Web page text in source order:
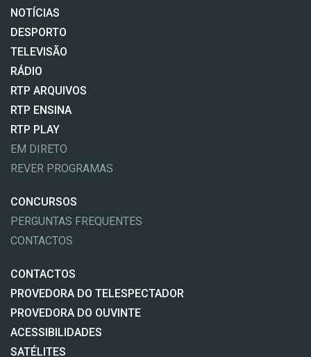
NOTÍCIAS
DESPORTO
TELEVISÃO
RÁDIO
RTP ARQUIVOS
RTP ENSINA
RTP PLAY
EM DIRETO
REVER PROGRAMAS
CONCURSOS
PERGUNTAS FREQUENTES
CONTACTOS
CONTACTOS
PROVEDORA DO TELESPECTADOR
PROVEDORA DO OUVINTE
ACESSIBILIDADES
SATÉLITES